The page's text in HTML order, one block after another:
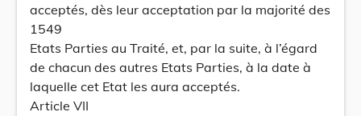
acceptés, dès leur acceptation par la majorité des
1549
Etats Parties au Traité, et, par la suite, à l’égard
de chacun des autres Etats Parties, à la date à
laquelle cet Etat les aura acceptés.
Article VII